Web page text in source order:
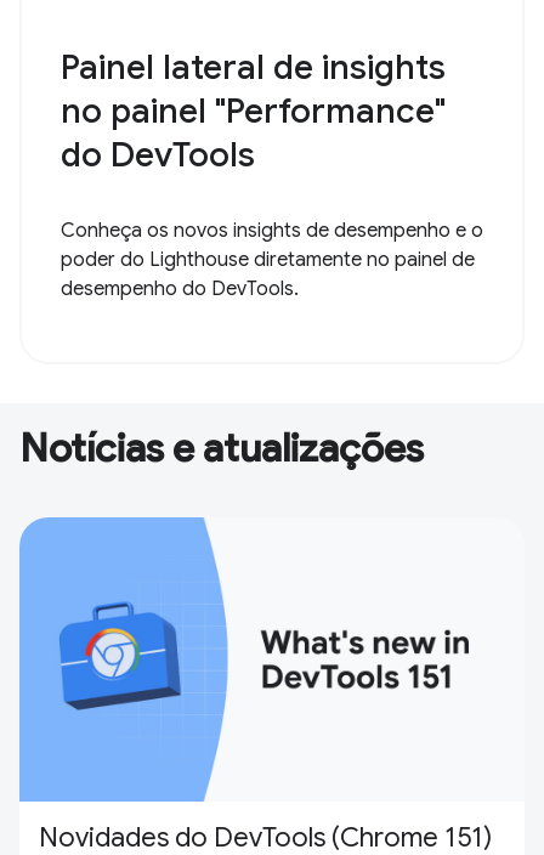
Painel lateral de insights
no painel "Performance"
do DevTools
Conheça os novos insights de desempenho e o
poder do Lighthouse diretamente no painel de
desempenho do DevTools.
Notícias e atualizações
Novidades do DevTools (Chrome 151)